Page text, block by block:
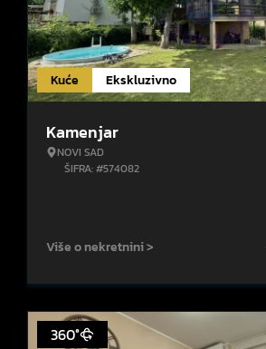
Kuće Ekskluzivno
Kamenjar
NOVI SAD
ŠIFRA: #574082
Više o nekretnini >
360°